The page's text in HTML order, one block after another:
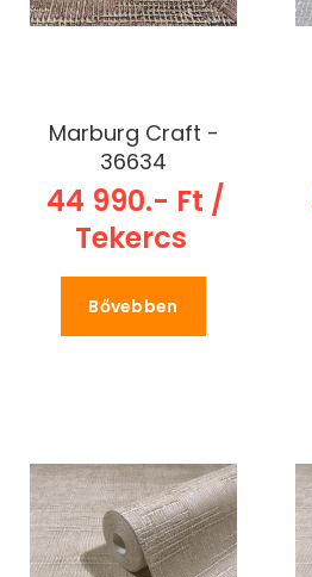
Marburg Craft -
36634
44 990.- Ft /
Tekercs
Bővebben